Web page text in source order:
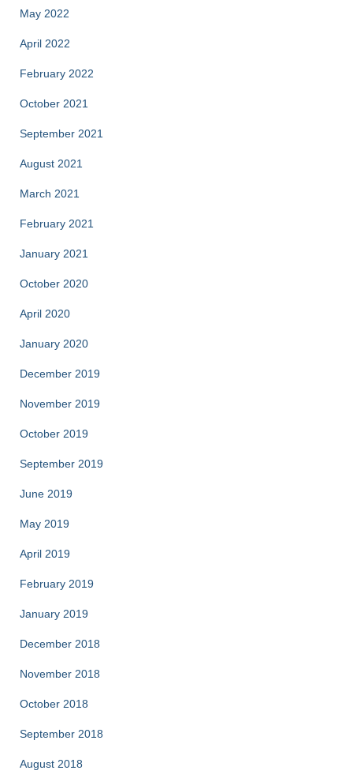
May 2022
April 2022
February 2022
October 2021
September 2021
August 2021
March 2021
February 2021
January 2021
October 2020
April 2020
January 2020
December 2019
November 2019
October 2019
September 2019
June 2019
May 2019
April 2019
February 2019
January 2019
December 2018
November 2018
October 2018
September 2018
August 2018